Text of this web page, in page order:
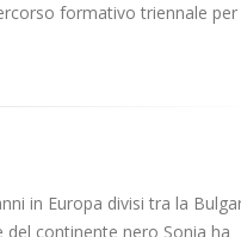
formativo triennale per
in Europa divisi tra la
del continente nero Sonia ha